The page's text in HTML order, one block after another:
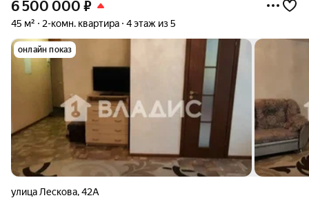
6 500 000 ₽
45 м² 2-комн. квартира 4 этаж из 5
онлайн показ
улица Лескова,42А